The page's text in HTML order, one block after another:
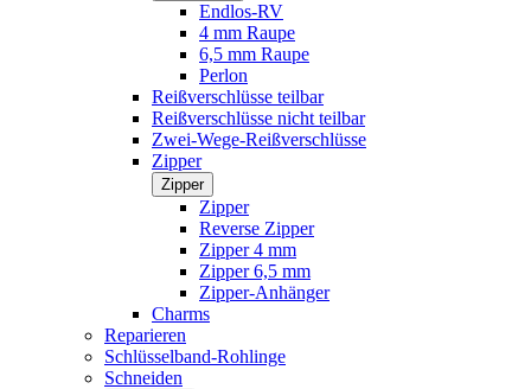
Endlos-RV
4 mm Raupe
6,5 mm Raupe
Perlon
Reißverschlüsse teilbar
Reißverschlüsse nicht teilbar
Zwei-Wege-Reißverschlüsse
Zipper
Zipper
Zipper
Reverse Zipper
Zipper 4 mm
Zipper 6,5 mm
Zipper-Anhänger
Charms
Reparieren
Schlüsselband-Rohlinge
Schneiden